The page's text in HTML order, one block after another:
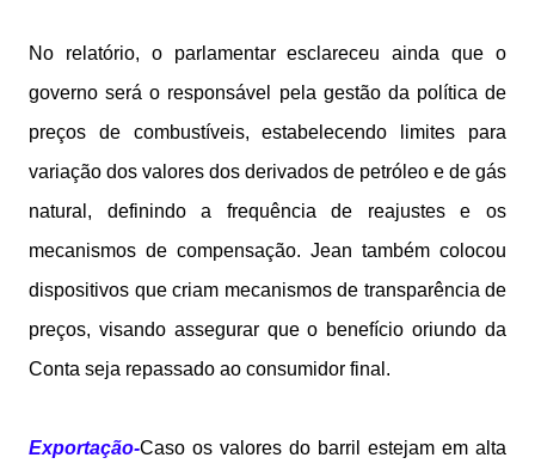
No relatório, o parlamentar esclareceu ainda que o
governo será o responsável pela gestão da política de
preços de combustíveis, estabelecendo limites para
variação dos valores dos derivados de petróleo e de gás
natural, definindo a frequência de reajustes e os
mecanismos de compensação. Jean também colocou
dispositivos que criam mecanismos de transparência de
preços, visando assegurar que o benefício oriundo da
Conta seja repassado ao consumidor final.
Exportação-Caso os valores do barril estejam em alta